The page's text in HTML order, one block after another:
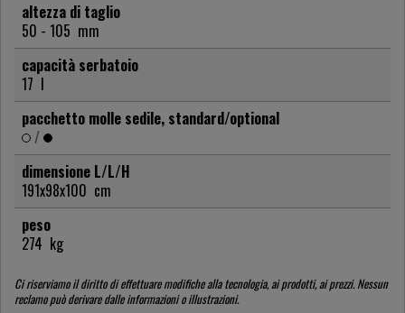
altezza di taglio
50 - 105 mm
capacità serbatoio
17 l
pacchetto molle sedile, standard/optional
/
dimensione L/L/H
191x98x100 cm
peso
274 kg
Ci riserviamo il diritto di effettuare modifiche alla tecnologia, ai prodotti, ai prezzi. Nessun
reclamo può derivare dalle informazioni o illustrazioni.